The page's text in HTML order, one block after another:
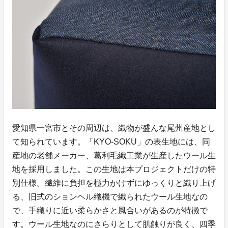
愛知県一宮市とその周辺は、織物が盛んな尾州産地とし
て知られています。「KYO-SOKU」の表生地には、同
産地の老舗メーカー、葛利毛織工業が生産したウール生
地を採用しました。この生地は本プロジェクトだけの特
別仕様。繊維に負担を極力かけずにゆっくりと織り上げ
る、旧式のションヘル織機で織られたウール生地なの
で、手織りに近い柔らかさと風合いがあるのが特徴で
す。ウール生地なのにさらりとして肌触りが良く、四季